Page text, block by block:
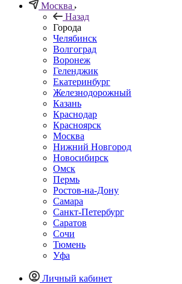
Москва
Назад
Города
Челябинск
Волгоград
Воронеж
Геленджик
Екатеринбург
Железнодорожный
Казань
Краснодар
Красноярск
Москва
Нижний Новгород
Новосибирск
Омск
Пермь
Ростов-на-Дону
Самара
Санкт-Петербург
Саратов
Сочи
Тюмень
Уфа
Личный кабинет